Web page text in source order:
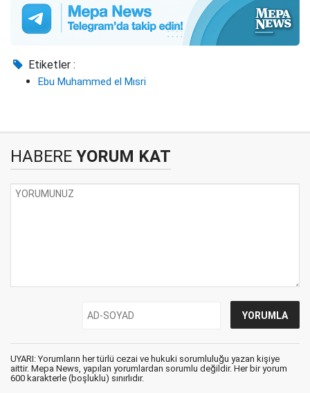
Etiketler :
Ebu Muhammed el Mısri
HABERE YORUM KAT
UYARI: Yorumların her türlü cezai ve hukuki sorumluluğu yazan kişiye
aittir. Mepa News, yapılan yorumlardan sorumlu değildir. Her bir yorum
600 karakterle (boşluklu) sınırlıdır.